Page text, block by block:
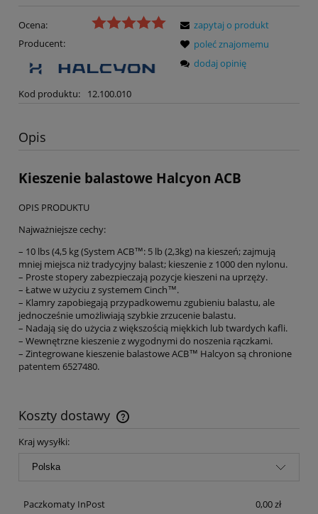
Ocena:
Producent:
Kod produktu: 12.100.010
zapytaj o produkt
poleć znajomemu
dodaj opinię
Opis
Kieszenie balastowe Halcyon ACB
OPIS PRODUKTU
Najważniejsze cechy:
– 10 lbs (4,5 kg (System ACB™: 5 lb (2,3kg) na kieszeń; zajmują
mniej miejsca niż tradycyjny balast; kieszenie z 1000 den nylonu.
– Proste stopery zabezpieczają pozycje kieszeni na uprzęży.
– Łatwe w użyciu z systemem Cinch™.
– Klamry zapobiegają przypadkowemu zgubieniu balastu, ale
jednocześnie umożliwiają szybkie zrzucenie balastu.
– Nadają się do użycia z większością miękkich lub twardych kafli.
– Wewnętrzne kieszenie z wygodnymi do noszenia rączkami.
– Zintegrowane kieszenie balastowe ACB™ Halcyon są chronione
patentem 6527480.
Koszty dostawy
Cena nie zawiera ewentualnych kosztów płatności
Kraj wysyłki:
Paczkomaty InPost 0,00 zł